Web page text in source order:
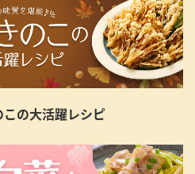
の大活躍レシピ